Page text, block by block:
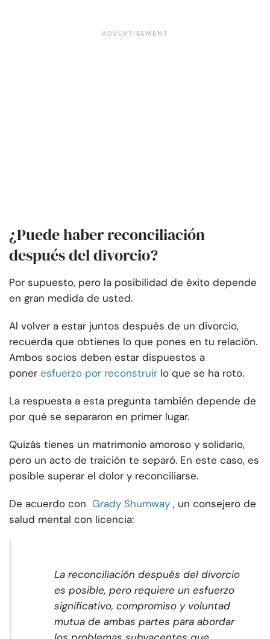
¿Puede haber reconciliación
después del divorcio?
Por supuesto, pero la posibilidad de éxito depende
en gran medida de usted.
Al volver a estar juntos después de un divorcio,
recuerda que obtienes lo que pones en tu relación.
Ambos socios deben estar dispuestos a
poner esfuerzo por reconstruir lo que se ha roto.
La respuesta a esta pregunta también depende de
por qué se separaron en primer lugar.
Quizás tienes un matrimonio amoroso y solidario,
pero un acto de traición te separó. En este caso, es
posible superar el dolor y reconciliarse.
De acuerdo con Grady Shumway , un consejero de
salud mental con licencia:
La reconciliación después del divorcio
es posible, pero requiere un esfuerzo
significativo, compromiso y voluntad
mutua de ambas partes para abordar